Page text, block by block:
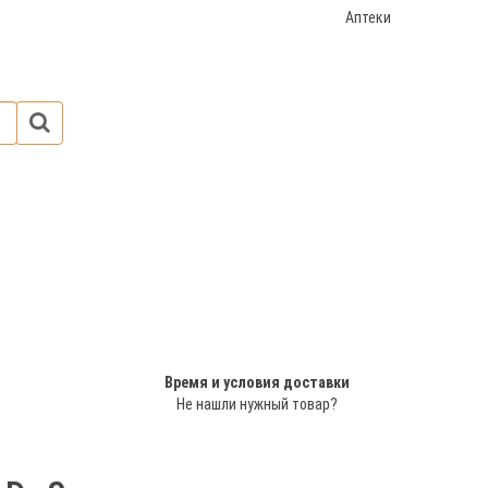
Аптеки
Время и условия доставки
Не нашли нужный товар?